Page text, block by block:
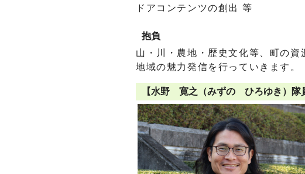
ドアコンテンツの創出 等
抱負
山・川・農地・歴史文化等、町の
地域の魅力発信を行っていきます。
【水野 寛之（みずの ひろゆき）隊